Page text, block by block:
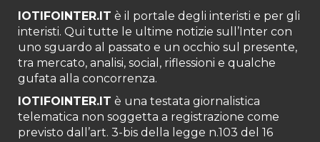
IOTIFOINTER.IT è il portale degli interisti e per gli
interisti. Qui tutte le ultime notizie sull’Inter con
uno sguardo al passato e un occhio sul presente,
tra mercato, analisi, social, riflessioni e qualche
gufata alla concorrenza.
IOTIFOINTER.IT è una testata giornalistica
telematica non soggetta a registrazione come
previsto dall’art. 3-bis della legge n.103 del 16